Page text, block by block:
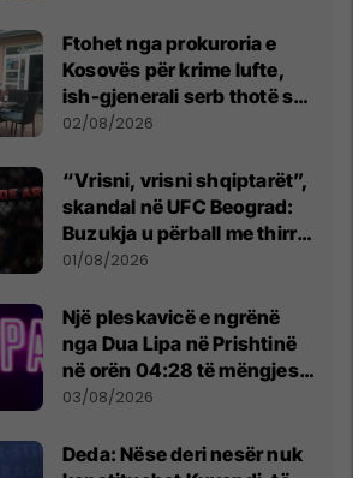
Ftohet nga prokuroria e
Kosovës për krime lufte,
ish-gjenerali serb thotë se
dikush e tradhtoi në
02/08/2026
“Vrisni, vrisni shqiptarët”,
skandal në UFC Beograd:
Buzukja u përball me thirrje
anti-shqiptare nga
01/08/2026
Një pleskavicë e ngrënë
nga Dua Lipa në Prishtinë
në orën 04:28 të mëngjesit
- dhe bota digjitale serbe
03/08/2026
Deda: Nëse deri nesër nuk